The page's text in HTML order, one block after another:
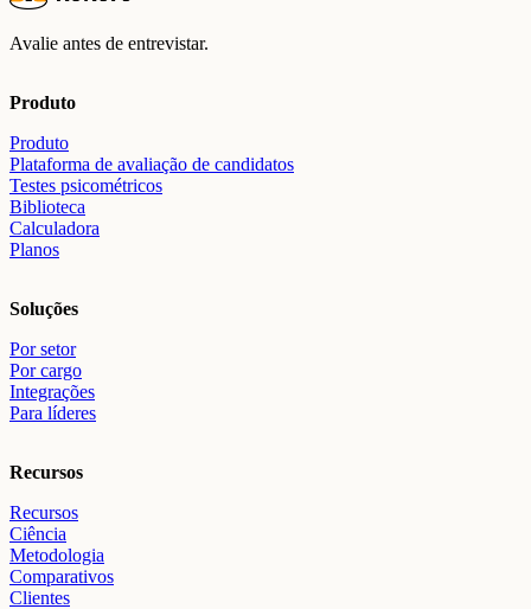
Avalie antes de entrevistar.
Produto
Produto
Plataforma de avaliação de candidatos
Testes psicométricos
Biblioteca
Calculadora
Planos
Soluções
Por setor
Por cargo
Integrações
Para líderes
Recursos
Recursos
Ciência
Metodologia
Comparativos
Clientes